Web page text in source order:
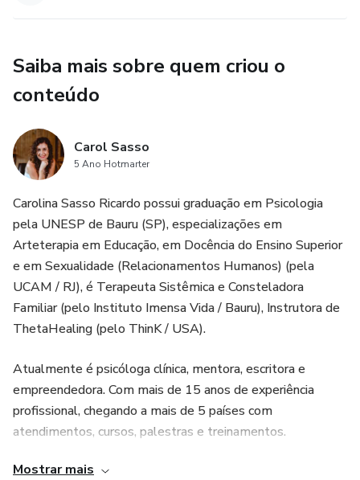
Saiba mais sobre quem criou o
conteúdo
Carol Sasso
5 Ano Hotmarter
Carolina Sasso Ricardo possui graduação em Psicologia
pela UNESP de Bauru (SP), especializações em
Arteterapia em Educação, em Docência do Ensino Superior
e em Sexualidade (Relacionamentos Humanos) (pela
UCAM / RJ), é Terapeuta Sistêmica e Consteladora
Familiar (pelo Instituto Imensa Vida / Bauru), Instrutora de
ThetaHealing (pelo ThinK / USA).
Atualmente é psicóloga clínica, mentora, escritora e
empreendedora. Com mais de 15 anos de experiência
profissional, chegando a mais de 5 países com
atendimentos, cursos, palestras e treinamentos.
Tem experiência nas áreas de Psicologia do
Mostrar mais